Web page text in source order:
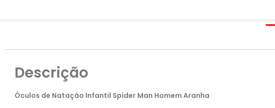
Descrição
Óculos de Nataçâo Infantil Spider Man Homem Aranha